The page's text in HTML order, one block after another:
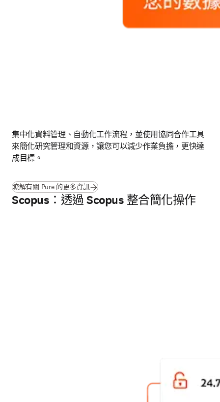
集中化資料管理、自動化工作流程，並使用協同合作工具
來簡化研究管理和資源，讓您可以減少作業負擔，更快達
成目標。
瞭解有關 Pure 的更多資訊
Scopus：透過 Scopus 整合簡化操作